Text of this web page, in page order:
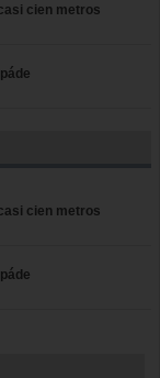
cien metros
cien metros